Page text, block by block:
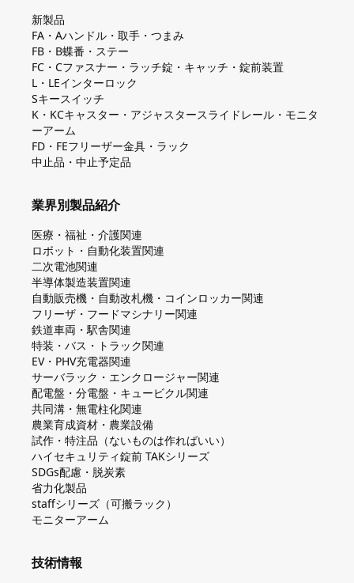
新製品
FA・Aハンドル・取手・つまみ
FB・B蝶番・ステー
FC・Cファスナー・ラッチ錠・キャッチ・錠前装置
L・LEインターロック
Sキースイッチ
K・KCキャスター・アジャスタースライドレール・モニタ
ーアーム
FD・FEフリーザー金具・ラック
中止品・中止予定品
業界別製品紹介
医療・福祉・介護関連
ロボット・自動化装置関連
二次電池関連
半導体製造装置関連
自動販売機・自動改札機・コインロッカー関連
フリーザ・フードマシナリー関連
鉄道車両・駅舎関連
特装・バス・トラック関連
EV・PHV充電器関連
サーバラック・エンクロージャー関連
配電盤・分電盤・キュービクル関連
共同溝・無電柱化関連
農業育成資材・農業設備
試作・特注品（ないものは作ればいい）
ハイセキュリティ錠前 TAKシリーズ
SDGs配慮・脱炭素
省力化製品
staffシリーズ（可搬ラック）
モニターアーム
技術情報